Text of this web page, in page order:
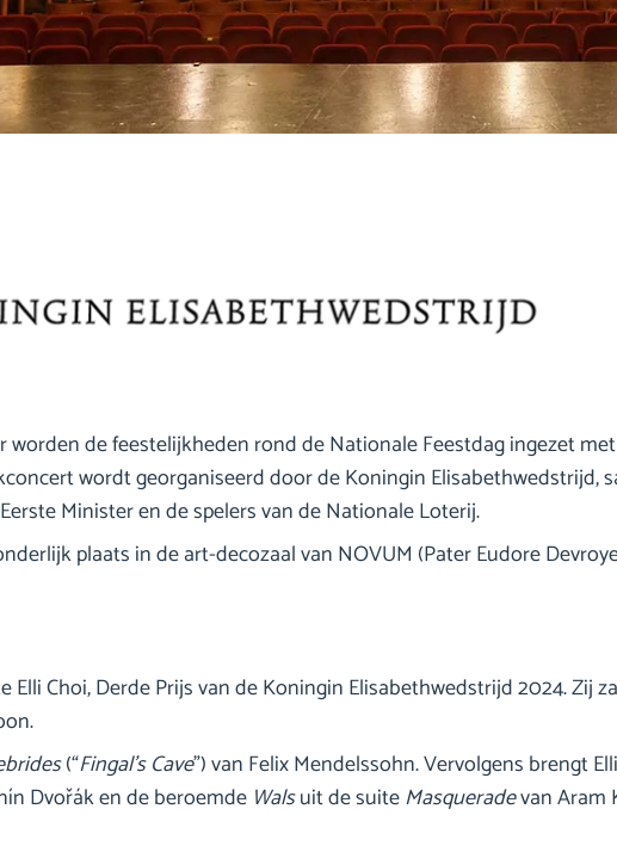
de feestelijkheden rond de Nationale Feestdag ingezet
wordt georganiseerd door de Koningin
Minister en de spelers van de Nationale Loterij.
plaats in de art-decozaal van NOVUM (Pater Eudore
Elli Choi, Derde Prijs van de Koningin Elisabethwedstrijd 2024.
(“Fingal’s Cave”) van Felix Mendelssohn. Vervolgens brengt
Dvořák en de beroemde Walsuit de suiteMasqueradevan Aram